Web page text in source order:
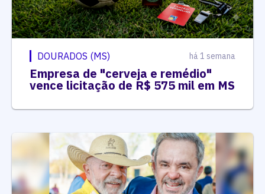
DOURADOS (MS) há 1 semana
Empresa de "cerveja e remédio"
vence licitação de R$ 575 mil em MS